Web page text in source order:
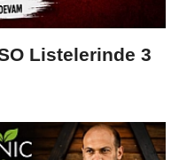
Listelerinde 3